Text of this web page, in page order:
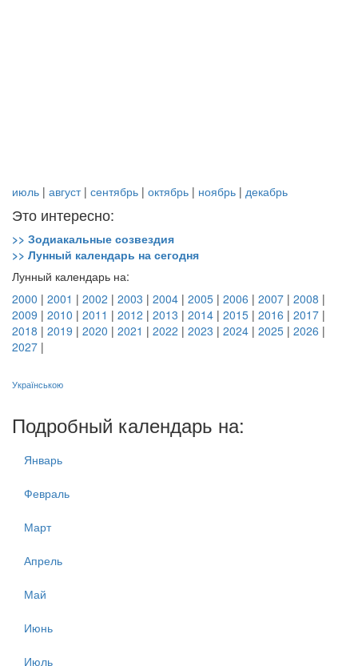
июль | август| сентябрь | октябрь | ноябрь | декабрь
Это интересно:
>> Зодиакальные созвездия
>> Лунный календарь на сегодня
Лунный календарь на:
2000 | 2001 | 2002 | 2003 | 2004 | 2005 | 2006 | 2007 | 2008 |
2009 | 2010 | 2011 | 2012 | 2013 | 2014 | 2015 | 2016 | 2017 |
2018 | 2019 | 2020 | 2021 | 2022 | 2023 | 2024 | 2025 | 2026 |
2027 |
Українською
Подробный календарь на:
Январь
Февраль
Март
Апрель
Май
Июнь
Июль